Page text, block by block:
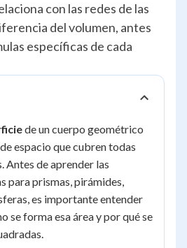
con las redes de las
del volumen, antes
específicas de cada
de un cuerpo geométrico
espacio que cubren todas
Antes de aprender las
para prismas, pirámides,
es importante entender
se forma esa área y por qué se